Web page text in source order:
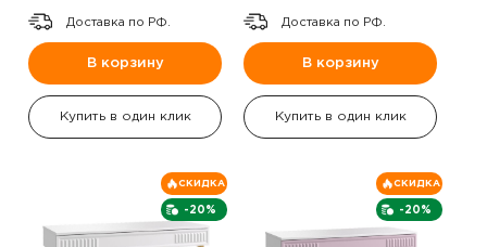
Доставка по РФ.
В корзину
Купить в один клик
Доставка по РФ.
В корзину
Купить в один клик
-20%
СКИДКА
-20%
СКИДКА